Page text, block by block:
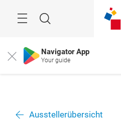
Suche
Close Navigator App
Your guide
Ausstellerübersicht